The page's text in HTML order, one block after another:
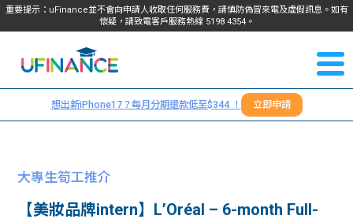
重要提示：uFinance並不會向申請人收取任何服務費，請慎防偽冒來電及虛假訊息。如有
懷疑，請致電客戶服務熱線 5198 4354。
我們
服務
們
＋
想出新iPhone17？每月分期還款低至$344 ！ 立即申請
大專生筍工推介
【美妝品牌intern】L’Oréal – 6-month Full-